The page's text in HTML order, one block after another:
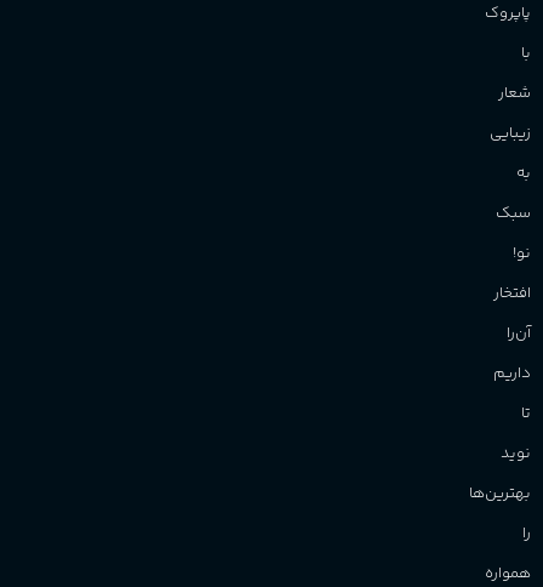
پاپروک
با
شعار
زیبایی
به
سبک
نو!
افتخار
آن‌را
داریم
تا
نوید
بهترین‌ها
را
همواره